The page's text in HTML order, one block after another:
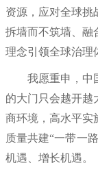
资源，应对全球挑
拆墙而不筑墙、融
理念引领全球治理
我愿重申，中国
的大门只会越开越
商环境，高水平实
质量共建“一带一
机遇、增长机遇。